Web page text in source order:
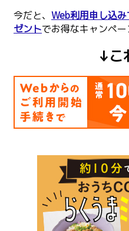
今だと、 Web利用申し込
ゼントでお得なキャンペー
↓こ